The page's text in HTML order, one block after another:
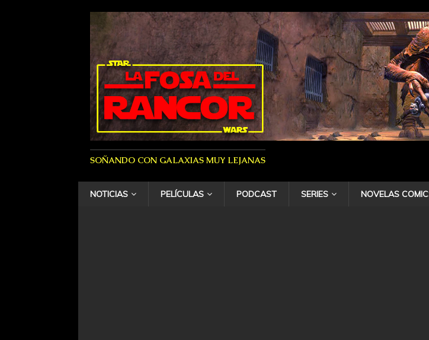
SOÑANDO CON GALAXIAS MUY LEJANAS
NOTICIAS PELÍCULAS PODCAST SERIES NOVELAS